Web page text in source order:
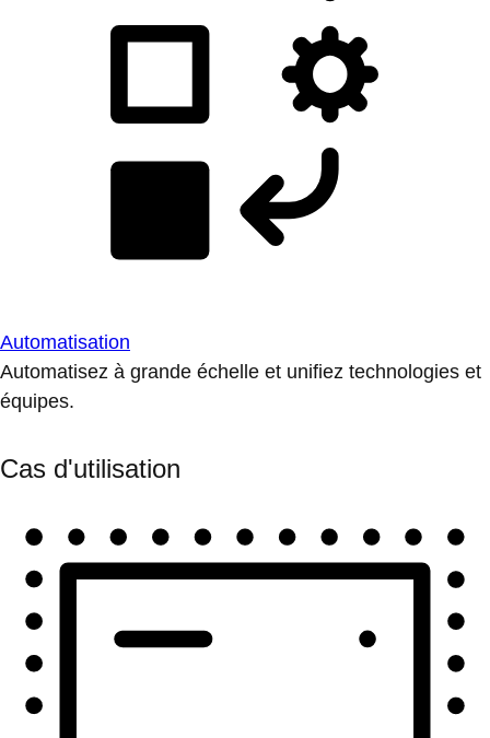
Automatisation
Automatisez à grande échelle et unifiez technologies et
équipes.
Cas d'utilisation